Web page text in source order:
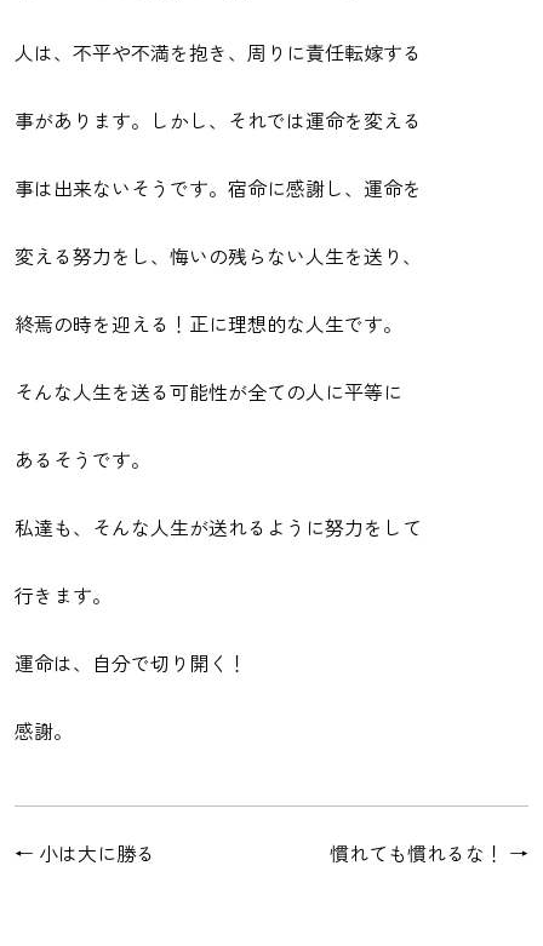
人は、不平や不満を抱き、周りに責任転嫁する
事があります。しかし、それでは運命を変える
事は出来ないそうです。宿命に感謝し、運命を
変える努力をし、悔いの残らない人生を送り、
終焉の時を迎える！正に理想的な人生です。
そんな人生を送る可能性が全ての人に平等に
あるそうです。
私達も、そんな人生が送れるように努力をして
行きます。
運命は、自分で切り開く！
感謝。
← 小は大に勝る 慣れても慣れるな！ →